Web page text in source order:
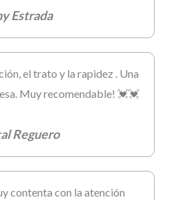
Estrada
el trato y la rapidez . Una
Muy recomendable! 💓💓
Reguero
contenta con la atención